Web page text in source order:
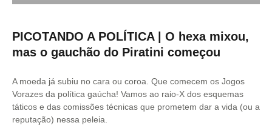
PICOTANDO A POLÍTICA | O hexa mixou,
mas o gauchão do Piratini começou
A moeda já subiu no cara ou coroa. Que comecem os Jogos
Vorazes da política gaúcha! Vamos ao raio-X dos esquemas
táticos e das comissões técnicas que prometem dar a vida (ou a
reputação) nessa peleia.